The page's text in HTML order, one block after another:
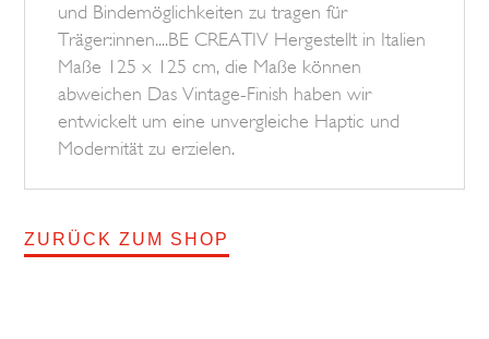
und Bindemöglichkeiten zu tragen für
Träger:innen....BE CREATIV Hergestellt in Italien
Maße 125 x 125 cm, die Maße können
abweichen Das Vintage-Finish haben wir
entwickelt um eine unvergleiche Haptic und
Modernität zu erzielen.
ZURÜCK ZUM SHOP